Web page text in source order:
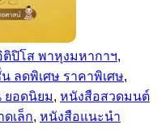
ปิโส พาหุงมหากาฯ,
ลดพิเศษ ราคาพิเศษ,
ยอดนิยม, หนังสือสวดมนต์
เล็ก, หนังสือแนะนำ